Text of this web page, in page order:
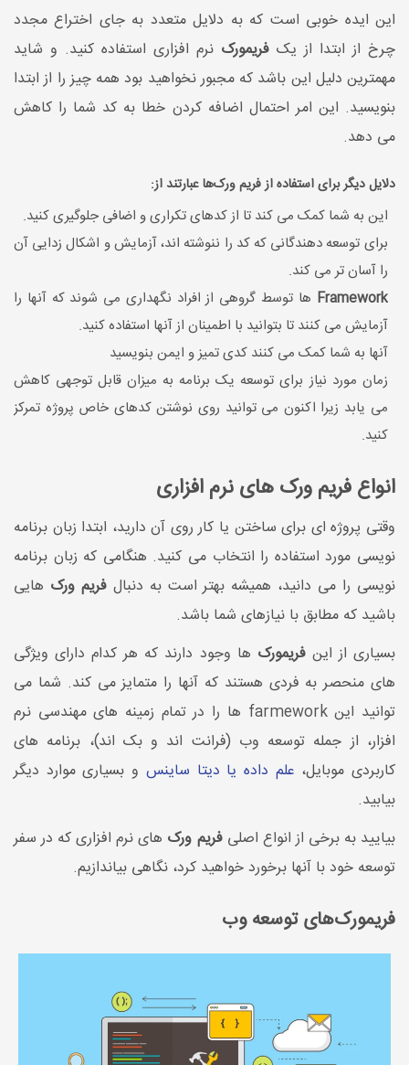
این ایده خوبی است که به دلایل متعدد به جای اختراع مجدد
چرخ از ابتدا از یک فریمورک نرم افزاری استفاده کنید. و شاید
مهمترین دلیل این باشد که مجبور نخواهید بود همه چیز را از ابتدا
بنویسید. این امر احتمال اضافه کردن خطا به کد شما را کاهش
می دهد.
دلایل دیگر برای استفاده ازفریم ورک‌ها عبارتند از:
این به شما کمک می کند تا از کدهای تکراری و اضافی جلوگیری کنید.
برای توسعه دهندگانی که کد را ننوشته اند، آزمایش و اشکال زدایی آن
را آسان تر می کند.
Framework ها توسط گروهی از افراد نگهداری می شوند که آنها را
آزمایش می کنند تا بتوانید با اطمینان از آنها استفاده کنید.
آنها به شما کمک می کنند کدی تمیز و ایمن بنویسید
زمان مورد نیاز برای توسعه یک برنامه به میزان قابل توجهی کاهش
می یابد زیرا اکنون می توانید روی نوشتن کدهای خاص پروژه تمرکز
کنید.
انواع فریم ورک های نرم افزاری
وقتی پروژه ای برای ساختن یا کار روی آن دارید، ابتدا زبان برنامه
نویسی مورد استفاده را انتخاب می کنید. هنگامی که زبان برنامه
نویسی را می دانید، همیشه بهتر است به دنبالفریم ورک هایی
باشید که مطابق با نیازهای شما باشد.
بسیاری از اینفریمورک ها وجود دارند که هر کدام دارای ویژگی
های منحصر به فردی هستند که آنها را متمایز می کند. شما می
توانید این farmework ها را در تمام زمینه های مهندسی نرم
افزار، از جمله توسعه وب (فرانت اند و بک اند)، برنامه های
کاربردی موبایل، علم داده یا دیتا ساینس و بسیاری موارد دیگر
بیابید.
بیایید به برخی از انواع اصلیفریم ورک های نرم افزاری که در سفر
توسعه خود با آنها برخورد خواهید کرد، نگاهی بیاندازیم.
فریمورک‌های توسعه وب